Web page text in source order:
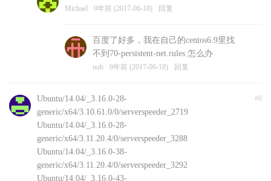
Michael 9年前 (2017-06-18) 回复
百度了好多，我在自己的centos6.9里找
不到70-persistent-net.rules 怎么办
nub 9年前 (2017-06-18) 回复
#0
Ubuntu/14.04/_3.16.0-28-
generic/x64/3.10.61.0/0/serverspeeder_2719
Ubuntu/14.04/_3.16.0-28-
generic/x64/3.11.20.4/0/serverspeeder_3288
Ubuntu/14.04/_3.16.0-38-
generic/x64/3.11.20.4/0/serverspeeder_3292
Ubuntu/14.04/_3.16.0-43-